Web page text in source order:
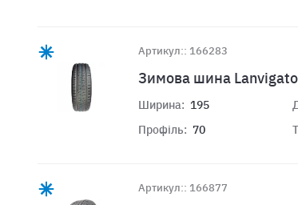
Артикул:: 166283
Зимова шина
Ширина: 195
Профіль: 70
Артикул:: 166877